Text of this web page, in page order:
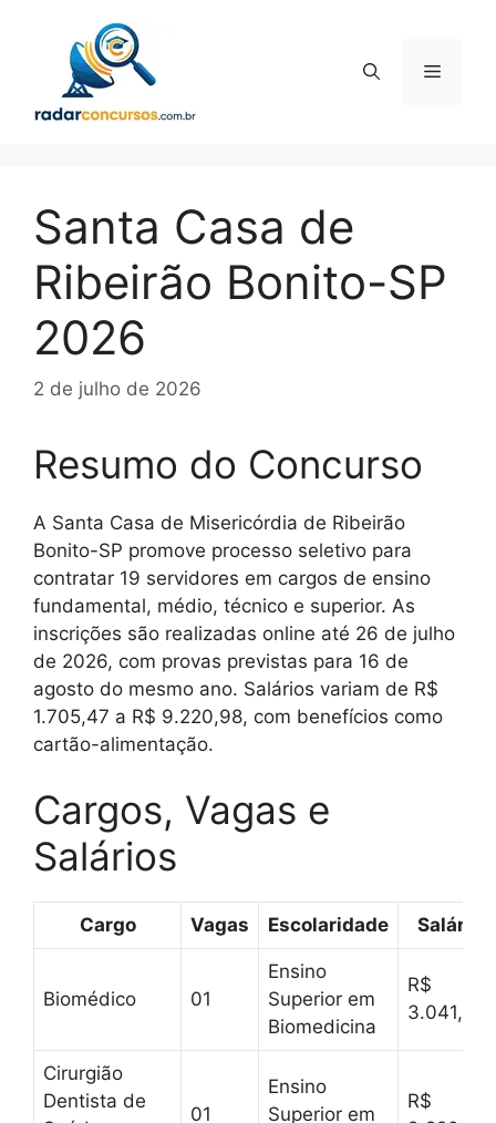
conteúdo
Menu
Santa Casa de
Ribeirão Bonito-SP
2026
2 de julho de 2026
Resumo do Concurso
A Santa Casa de Misericórdia de Ribeirão
Bonito-SP promove processo seletivo para
contratar 19 servidores em cargos de ensino
fundamental, médio, técnico e superior. As
inscrições são realizadas online até 26 de julho
de 2026, com provas previstas para 16 de
agosto do mesmo ano. Salários variam de R$
1.705,47 a R$ 9.220,98, com benefícios como
cartão-alimentação.
Cargos, Vagas e
Salários
Cargo Vagas Escolaridade Salário
Biomédico 01
Ensino
Superior em
Biomedicina
R$
3.041,55
Cirurgião
Dentista de
01
Ensino
Superior em
R$